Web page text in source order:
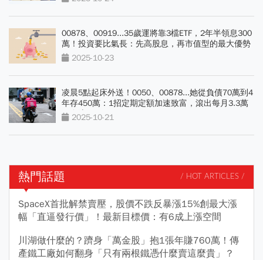
00878、00919...35歲運將靠3檔ETF，2年半領息300
萬！投資要比氣長：先高股息，再市值型的最大優勢
2025-10-23
凌晨5點起床外送！0050、00878...她從負債70萬到4
年存450萬：1招定期定額加速致富，滾出每月3.3萬
現金流
2025-10-21
熱門話題 / HOT ARTICLES /
SpaceX首批解禁賣壓，股價不跌反暴漲15%創最大漲
幅「直逼發行價」！最新目標價：有6成上漲空間
川湖做什麼的？躋身「萬金股」抱1張年賺760萬！傳
產鐵工廠如何翻身「只有兩根鐵憑什麼賣這麼貴」？